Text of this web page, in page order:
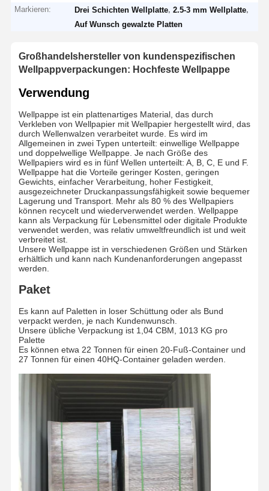
Heim Produkte Videos
Markieren:
Drei Schichten Wellplatte ,2.5-3 mm Wellplatte
Auf Wunsch gewalzte Platten
Großhandelshersteller von kundenspezifischen
Wellpappverpackungen: Hochfeste Wellpappe
Verwendung
Wellpappe ist ein plattenartiges Material, das durch
Verkleben von Wellpapier mit Wellpapier hergestellt wird, das
durch Wellenwalzen verarbeitet wurde. Es wird im
Allgemeinen in zwei Typen unterteilt: einwellige Wellpappe
und doppelwellige Wellpappe. Je nach Größe des
Wellpapiers wird es in fünf Wellen unterteilt: A, B, C, E und F.
Wellpappe hat die Vorteile geringer Kosten, geringen
Gewichts, einfacher Verarbeitung, hoher Festigkeit,
ausgezeichneter Druckanpassungsfähigkeit sowie bequemer
Lagerung und Transport. Mehr als 80 % des Wellpapiers
können recycelt und wiederverwendet werden. Wellpappe
kann als Verpackung für Lebensmittel oder digitale Produkte
verwendet werden, was relativ umweltfreundlich ist und weit
verbreitet ist.
Unsere Wellpappe ist in verschiedenen Größen und Stärken
erhältlich und kann nach Kundenanforderungen angepasst
werden.
Paket
Es kann auf Paletten in loser Schüttung oder als Bund
verpackt werden, je nach Kundenwunsch.
Unsere übliche Verpackung ist 1,04 CBM, 1013 KG pro
Palette
Es können etwa 22 Tonnen für einen 20-Fuß-Container und
27 Tonnen für einen 40HQ-Container geladen werden.